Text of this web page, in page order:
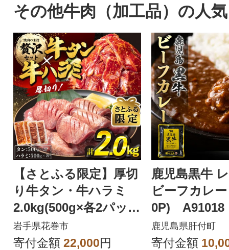
その他牛肉（加工品）の人
【さとふる限定】厚切
り牛タン・牛ハラミ
2.0kg(500g×各2パッ
ク)
岩手県花巻市
寄付金額 22,000円
鹿児島黒牛
ビーフカレ
0P) A91018
鹿児島県肝付町
寄付金額